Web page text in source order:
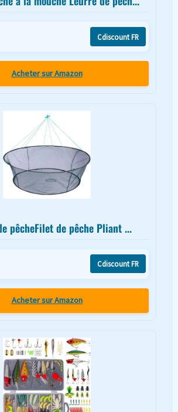
Cdiscount FR
Acheter sur Amazon
pêcheFilet de pêche Pliant ...
Cdiscount FR
Acheter sur Amazon